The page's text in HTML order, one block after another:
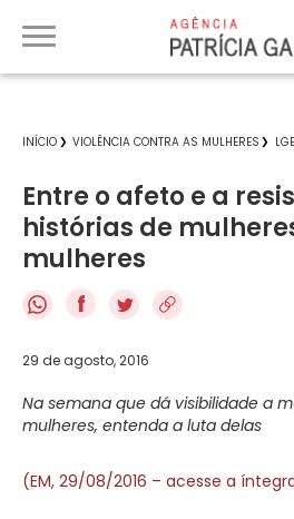
INÍCIO VIOLÊNCIA CONTRA AS MULHERES
Entre o afeto e a
histórias de
mulheres
f
29 de agosto, 2016
Na semana que dá visibilidade a
mulheres, entenda a luta delas
(EM, 29/08/2016 – acesse a